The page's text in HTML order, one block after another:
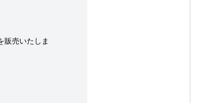
リアについて
販売いたしま